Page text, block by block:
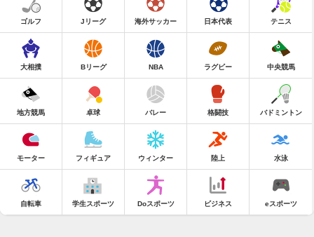
ゴルフ Jリーグ 海外サッカー 日本代表 テニス
大相撲 Bリーグ NBA ラグビー 中央競馬
地方競馬 卓球 バレー 格闘技 バドミントン
モーター フィギュア ウィンター 陸上 水泳
自転車 学生スポーツ Doスポーツ ビジネス eスポーツ